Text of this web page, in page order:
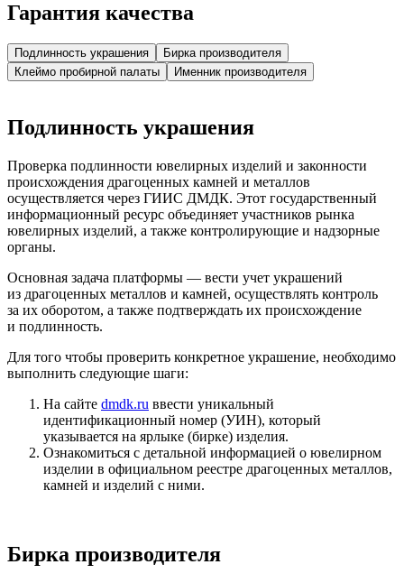
Гарантия качества
Подлинность украшения
Бирка производителя
Клеймо пробирной палаты
Именник производителя
Подлинность украшения
Проверка подлинности ювелирных изделий и законности
происхождения драгоценных камней и металлов
осуществляется через ГИИС ДМДК. Этот государственный
информационный ресурс объединяет участников рынка
ювелирных изделий, а также контролирующие и надзорные
органы.
Основная задача платформы — вести учет украшений
из драгоценных металлов и камней, осуществлять контроль
за их оборотом, а также подтверждать их происхождение
и подлинность.
Для того чтобы проверить конкретное украшение, необходимо
выполнить следующие шаги:
На сайте dmdk.ru ввести уникальный
идентификационный номер (УИН), который
указывается на ярлыке (бирке) изделия.
Ознакомиться с детальной информацией о ювелирном
изделии в официальном реестре драгоценных металлов,
камней и изделий с ними.
Бирка производителя